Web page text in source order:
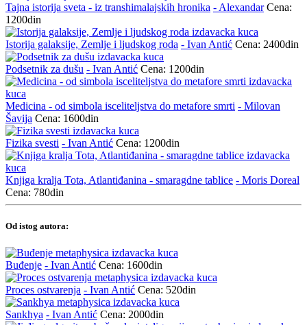
Tajna istorija sveta - iz transhimalajskih hronika - Alexandar Cena:
1200din
Istorija galaksije, Zemlje i ljudskog roda - Ivan Antić Cena: 2400din
Podsetnik za dušu - Ivan Antić Cena: 1200din
Medicina - od simbola isceliteljstva do metafore smrti - Milovan
Šavija Cena: 1600din
Fizika svesti - Ivan Antić Cena: 1200din
Knjiga kralja Tota, Atlantiđanina - smaragdne tablice - Moris Doreal
Cena: 780din
Od istog autora:
Buđenje - Ivan Antić Cena: 1600din
Proces ostvarenja - Ivan Antić Cena: 520din
Sankhya - Ivan Antić Cena: 2000din